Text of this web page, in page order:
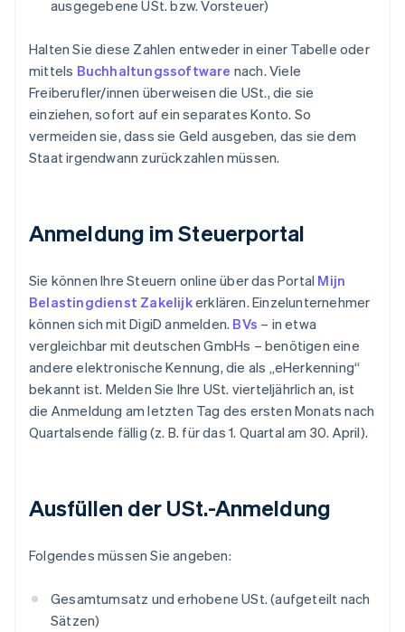
ausgegebene USt. bzw. Vorsteuer)
Halten Sie diese Zahlen entweder in einer Tabelle oder
mittels Buchhaltungssoftware nach. Viele
Freiberufler/innen überweisen die USt., die sie
einziehen, sofort auf ein separates Konto. So
vermeiden sie, dass sie Geld ausgeben, das sie dem
Staat irgendwann zurückzahlen müssen.
Anmeldung im Steuerportal
Sie können Ihre Steuern online über das Portal Mijn
Belastingdienst Zakelijkerklären. Einzelunternehmer
können sich mit DigiD anmelden. BVs – in etwa
vergleichbar mit deutschen GmbHs – benötigen eine
andere elektronische Kennung, die als „eHerkenning“
bekannt ist. Melden Sie Ihre USt. vierteljährlich an, ist
die Anmeldung am letzten Tag des ersten Monats nach
Quartalsende fällig (z. B. für das 1. Quartal am 30. April).
Ausfüllen der USt.-Anmeldung
Folgendes müssen Sie angeben:
Gesamtumsatz und erhobene USt. (aufgeteilt nach
Sätzen)